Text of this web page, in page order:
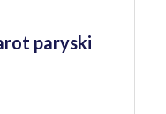
paryski